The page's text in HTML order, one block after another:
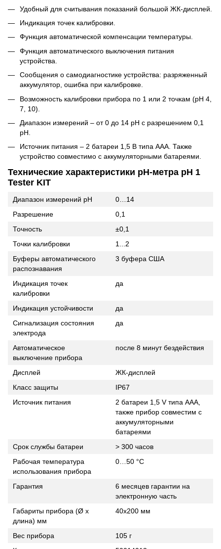
Удобный для считывания показаний большой ЖК-дисплей.
Индикация точек калибровки.
Функция автоматической компенсации температуры.
Функция автоматического выключения питания
устройства.
Сообщения о самодиагностике устройства: разряженный
аккумулятор, ошибка при калибровке.
Возможность калибровки прибора по 1 или 2 точкам (pH 4,
7, 10).
Диапазон измерений – от 0 до 14 pH с разрешением 0,1
pH.
Источник питания – 2 батареи 1,5 В типа AAA. Также
устройство совместимо с аккумуляторными батареями.
Технические характеристики pH-метра pH 1
Tester KIT
Диапазон измерений pH
0…14
Разрешение
0,1
Точность
±0,1
Точки калибровки
1...2
Буферы автоматического
распознавания
3 буфера США
Индикация точек
калибровки
да
Индикация устойчивости
да
Сигнализация состояния
электрода
да
Автоматическое
выключение прибора
после 8 минут бездействия
Дисплей
ЖК-дисплей
Класс защиты
IP67
Источник питания
2 батареи 1,5 V типа AAA,
также прибор совместим с
аккумуляторными
батареями
Срок службы батареи
> 300 часов
Рабочая температура
использования прибора
0…50 °С
Гарантия
6 месяцев гарантии на
электронную часть
Габариты прибора (Ø x
длина) мм
40x200 мм
Вес прибора
105 г